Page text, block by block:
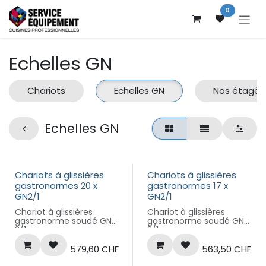
Se rendre au contenu 0
Echelles GN
Chariots Echelles GN Nos
Echelles GN
Chariots à glissières
gastronormes 20 x
GN2/1
Chariot à glissières
gastronorme soudé GN
2/1,
Dimensions (LxPxH) en
mm : 773 x 659 x 1785
20 niveaux espace 77
579,60 CHF
Chariots à glissières
gastronormes 17 x
GN2/1
Chariot à glissières
gastronorme soudé GN
2/1,
Dimensions (LxPxH) en
mm : 773 x 659 x 1650
17 niveaux espace 81
563,50 CHF